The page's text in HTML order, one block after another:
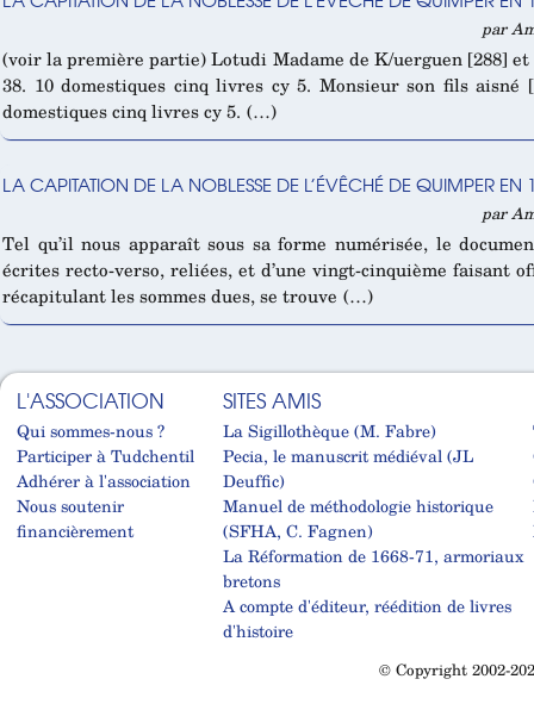
par
(voir la première partie) Lotudi Madame de K/uerguen [288]
38. 10 domestiques cinq livres cy 5. Monsieur son fils
domestiques cinq livres cy 5. (…)
LA CAPITATION DE LA NOBLESSE DE L’ÉVÊCHÉ DE QUIMPER
par
Tel qu’il nous apparaît sous sa forme numérisée, le
écrites recto-verso, reliées, et d’une vingt-cinquième faisant
récapitulant les sommes dues, se trouve (…)
L'ASSOCIATION
Qui sommes-nous ?
Participer à Tudchentil
Adhérer à l'association
Nous soutenir
financièrement
SITES AMIS
La Sigillothèque (M. Fabre)
Pecia, le manuscrit médiéval (JL
Deuffic)
Manuel de méthodologie historique
(SFHA, C. Fagnen)
La Réformation de 1668-71, armoriaux
bretons
A compte d'éditeur, réédition de livres
d'histoire
© Copyright 2002-